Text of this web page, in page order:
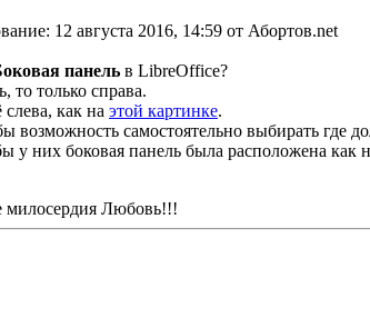
: 12 августа 2016, 14:59 от Абортов.net
панель в LibreOffice?
то только справа.
как на этой картинке.
возможность самостоятельно выбирать где
них боковая панель была расположена
Любовь!!!